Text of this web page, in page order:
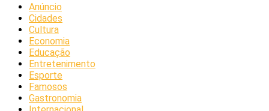
Anúncio
Cidades
Cultura
Economia
Educação
Entretenimento
Esporte
Famosos
Gastronomia